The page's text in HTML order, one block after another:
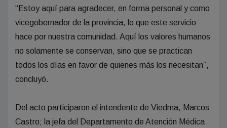
“Estoy aquí para agradecer, en forma personal y como
vicegobernador de la provincia, lo que este servicio
hace por nuestra comunidad. Aquí los valores humanos
no solamente se conservan, sino que se practican
todos los días en favor de quienes más los necesitan”,
concluyó.
Del acto participaron el intendente de Viedma, Marcos
Castro; la jefa del Departamento de Atención Médica